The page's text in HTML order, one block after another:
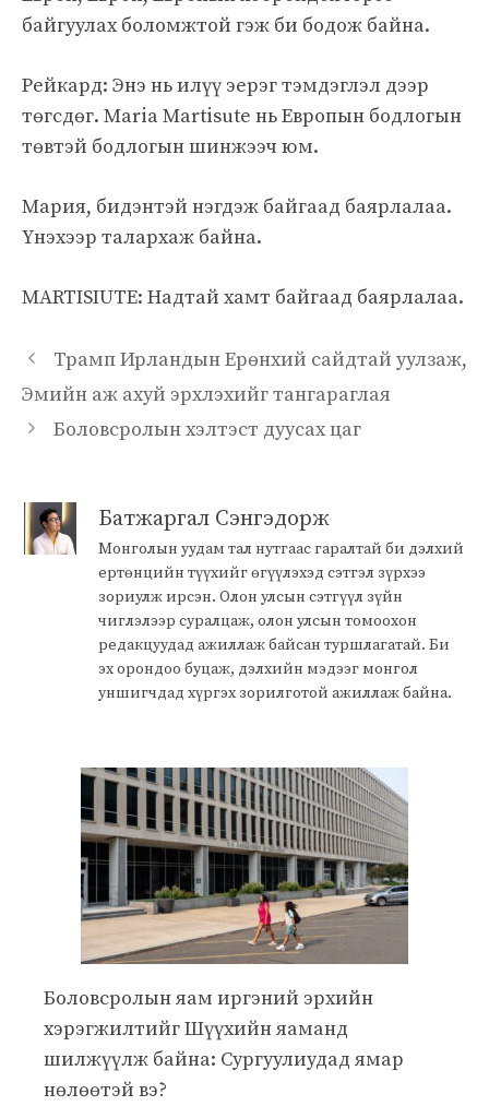
байгуулах боломжтой гэж би бодож байна.
Рейкард: Энэ нь илүү эерэг тэмдэглэл дээр
төгсдөг. Maria Martisute нь Европын бодлогын
төвтэй бодлогын шинжээч юм.
Мария, бидэнтэй нэгдэж байгаад баярлалаа.
Үнэхээр талархаж байна.
MARTISIUTE: Надтай хамт байгаад баярлалаа.
Трамп Ирландын Ерөнхий сайдтай уулзаж,
Эмийн аж ахуй эрхлэхийг тангараглая
Боловсролын хэлтэст дуусах цаг
Батжаргал Сэнгэдорж
Монголын уудам тал нутгаас гаралтай би дэлхий
ертөнцийн түүхийг өгүүлэхэд сэтгэл зүрхээ
зориулж ирсэн. Олон улсын сэтгүүл зүйн
чиглэлээр суралцаж, олон улсын томоохон
редакцуудад ажиллаж байсан туршлагатай. Би
эх орондоо буцаж, дэлхийн мэдээг монгол
уншигчдад хүргэх зорилготой ажиллаж байна.
Боловсролын яам иргэний эрхийн
хэрэгжилтийг Шүүхийн яаманд
шилжүүлж байна: Сургуулиудад ямар
нөлөөтэй вэ?